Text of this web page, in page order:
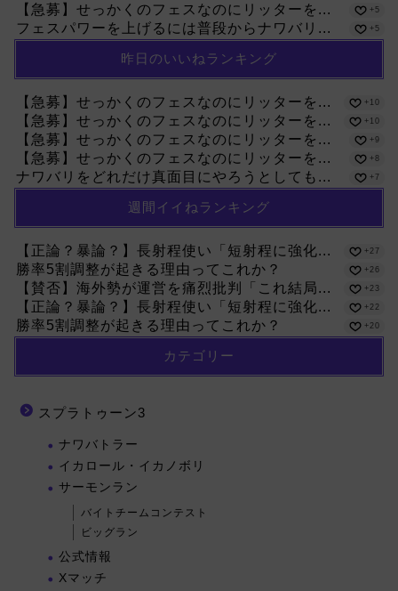
【急募】せっかくのフェスなのにリッターを... +5
フェスパワーを上げるには普段からナワバリ... +5
昨日のいいねランキング
【急募】せっかくのフェスなのにリッターを... +10
【急募】せっかくのフェスなのにリッターを... +10
【急募】せっかくのフェスなのにリッターを... +9
【急募】せっかくのフェスなのにリッターを... +8
ナワバリをどれだけ真面目にやろうとしても... +7
週間イイねランキング
【正論？暴論？】長射程使い「短射程に強化... +27
勝率5割調整が起きる理由ってこれか？ +26
【賛否】海外勢が運営を痛烈批判「これ結局... +23
【正論？暴論？】長射程使い「短射程に強化... +22
勝率5割調整が起きる理由ってこれか？ +20
カテゴリー
スプラトゥーン3
ナワバトラー
イカロール・イカノボリ
サーモンラン
バイトチームコンテスト
ビッグラン
公式情報
Xマッチ